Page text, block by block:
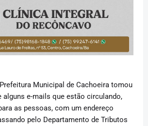
Municipal de Cachoeira tomou
alguns e-mails que estão circulando,
as pessoas, com um endereço
pelo Departamento de Tributos